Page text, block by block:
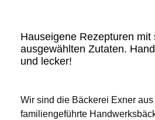
Hauseigene Rezepturen mit
ausgewählten Zutaten.
und lecker!
Wir sind die Bäckerei Exner
familiengeführte